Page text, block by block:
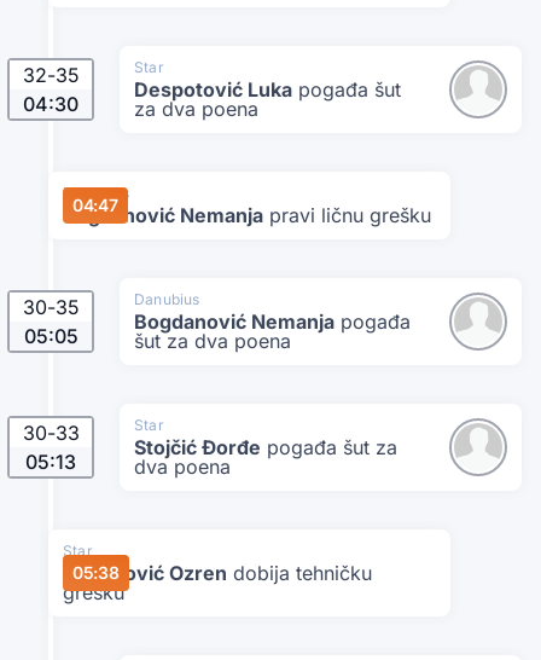
Star
Despotović Lukapogađa šut
za dva poena
32-35
04:30
04:47
Danubius
Bogdanović Nemanja pravi ličnu grešku
Danubius
Bogdanović Nemanjapogađa
šut za dva poena
30-35
05:05
Star
Stojčić Đorđe pogađa šut za
dva poena
30-33
05:13
05:38
Star
Bogunović Ozren dobija tehničku
grešku